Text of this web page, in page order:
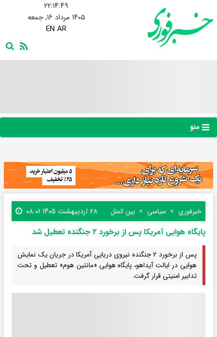
۲۲:۱۴:۵۰
۱۴۰۵ مرداد ۱۶, جمعه
EN AR
منو
خبرفوری سیاسی بین الملل ۲۸ اردیبهشت ۱۴۰۵ ۰۸:۰۱
پایگاه هوایی آمریکا پس از برخورد ۲ جنگنده تعطیل شد
پس از برخورد ۲ جنگنده نیروی دریایی آمریکا در جریان یک نمایش
هوایی در ایالت آیداهو، پایگاه هوایی «مانتین هوم» تعطیل و تحت
تدابیر امنیتی قرار گرفت.